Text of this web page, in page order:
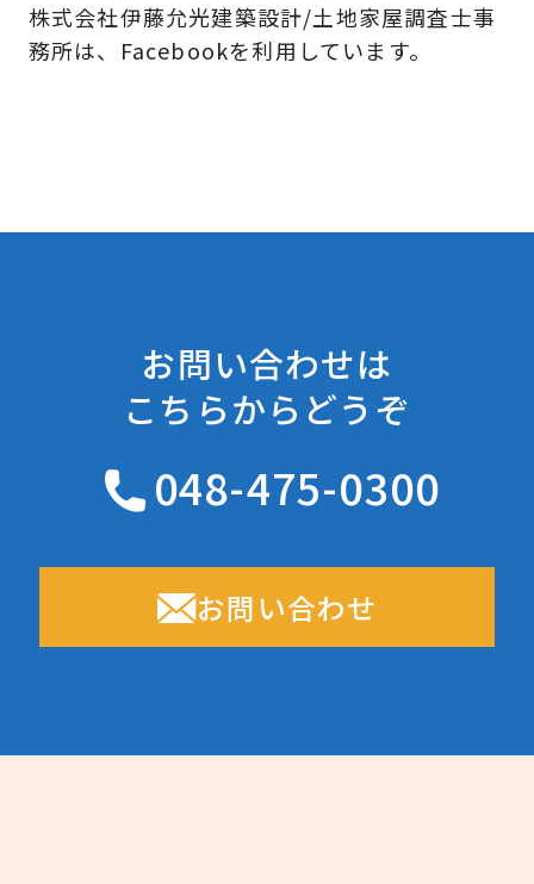
株式会社伊藤允光建築設計/土地家屋調査士事
務所は、Facebookを利用しています。
お問い合わせは
こちらからどうぞ
048-475-0300
お問い合わせ